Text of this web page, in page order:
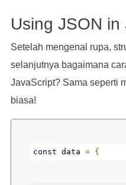
Using JSON in
Setelah mengenal rupa,
selanjutnya bagaimana
JavaScript? Sama seperti
biasa!
const data = {